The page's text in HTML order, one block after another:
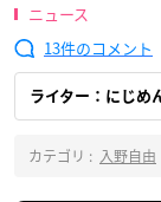
ニュース
13
ライター：にじめ
カテゴリ : 入野自由